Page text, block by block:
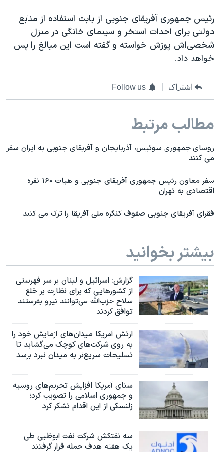
رئیس جمهوری آفریقای جنوبی از بابت استفاده از منابع
دولتی برای احداث استخر و سینمای خانگی در منزل
شخصی‌اش پوزش خواسته و گفته است این مبالغ را پس
خواهد داد.
اشتراک Follow us
مطالب مرتبط
روسای جمهوری سوئیس، آذربایجان و آفریقای جنوبی به ایران سفر
می کنند
سفر معاون رئیس جمهوری آفریقای جنوبی و هیات ۱۶۰ نفره
اقتصادی به تهران
فقرای آفريقای جنوبی صفوف کنگره ملی آفريقا را ترک می کنند
بیشتر بخوانید
گزارش‌: اسرائيل و لبنان بر سر فهرستی
از کشورهایی که برای نظارت بر خلع
سلاح حزب‌الله می‌توانند نیرو بفرستند
توافق کردند
ارتش آمریکا میدان‌های آزمایش خود را
به روی شرکت‌های کوچک می‌گشاید تا
تسلیحات سریع‌تر به میدان نبرد برسد
سنای آمریکا افزایش تحریم‌های روسیه
و جمهوری اسلامی را تصویب کرد؛
زلنسکی از این اقدام تشکر کرد
سه نفتکش شرکت نفت ابوظبی طی
یک هفته هدف حمله قرار گرفتند